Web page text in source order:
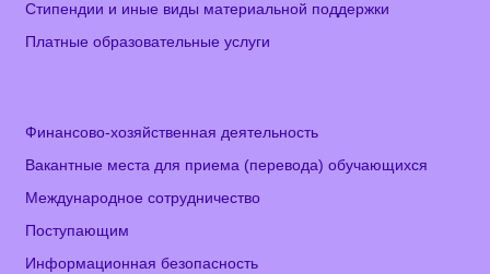
Стипендии и иные виды материальной поддержки
Платные образовательные услуги
Финансово-хозяйственная деятельность
Вакантные места для приема (перевода) обучающихся
Международное сотрудничество
Поступающим
Информационная безопасность